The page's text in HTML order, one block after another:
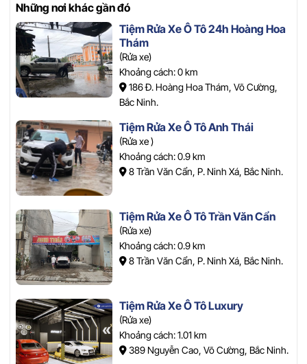
Những nơi khác gần đó
Tiệm Rửa Xe Ô Tô 24h Hoàng Hoa
Thám
(Rửa xe)
Khoảng cách: 0 km
186 Đ. Hoàng Hoa Thám, Võ Cường,
Bắc Ninh.
Tiệm Rửa Xe Ô Tô Anh Thái
(Rửa xe )
Khoảng cách: 0.9 km
8 Trần Văn Cẩn, P. Ninh Xá, Bắc Ninh.
Tiệm Rửa Xe Ô Tô Trần Văn Cẩn
(Rửa xe)
Khoảng cách: 0.9 km
8 Trần Văn Cẩn, P. Ninh Xá, Bắc Ninh.
Tiệm Rửa Xe Ô Tô Luxury
(Rửa xe)
Khoảng cách: 1.01 km
389 Nguyễn Cao, Võ Cường, Bắc Ninh.